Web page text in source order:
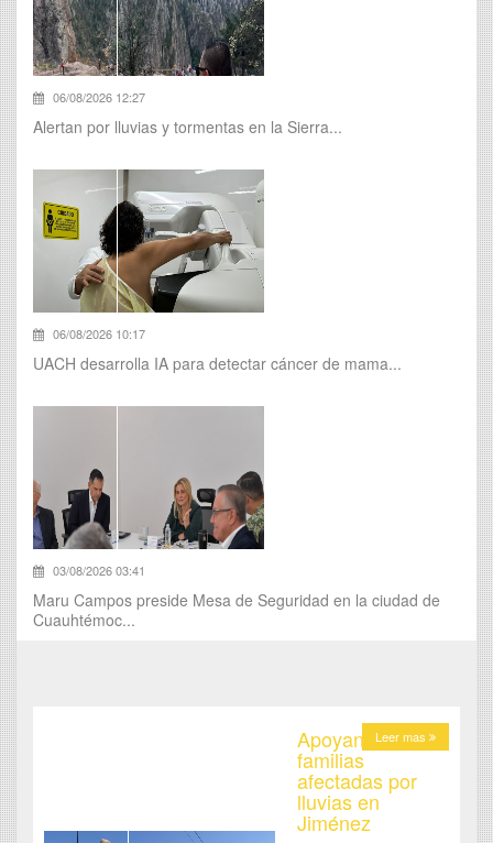
06/08/2026 12:27
Alertan por lluvias y tormentas en la Sierra...
06/08/2026 10:17
UACH desarrolla IA para detectar cáncer de mama...
03/08/2026 03:41
Maru Campos preside Mesa de Seguridad en la ciudad de
Cuauhtémoc...
Leer mas
Apoyan a
familias
afectadas por
lluvias en
Jiménez